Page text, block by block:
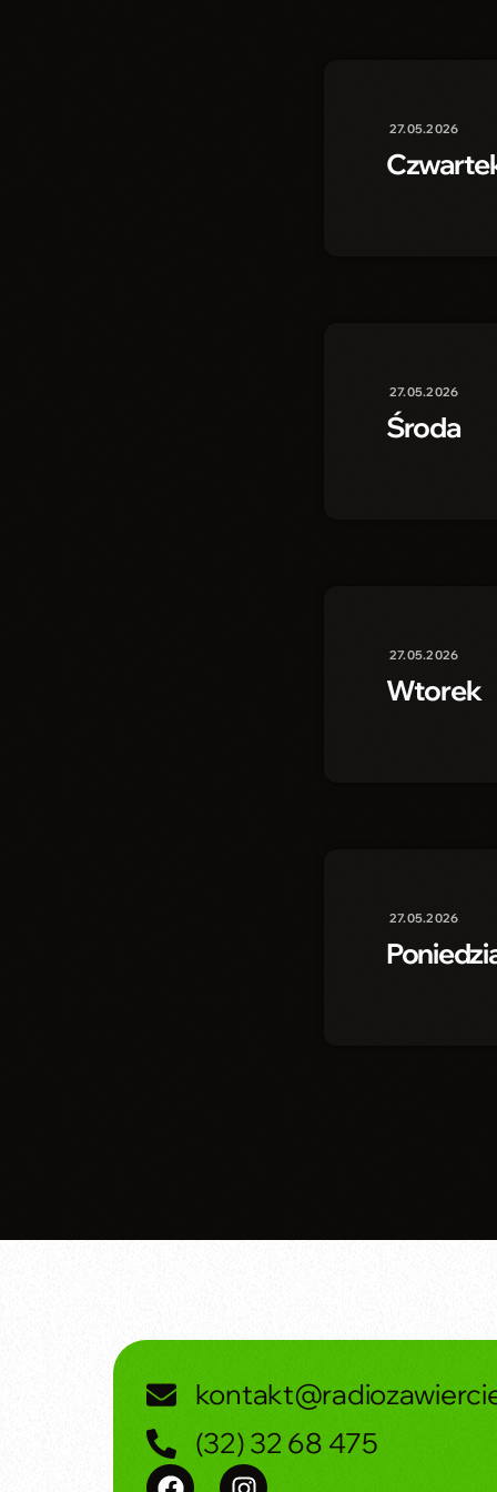
27.05.2026
27.05.2026
Środa
27.05.2026
Wtorek
27.05.2026
(32) 32 68 475